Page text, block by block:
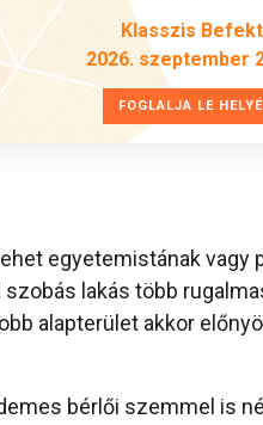
Klasszis
2026. szeptember
FOGLALJA LE
egyetemistának
lakás több
alapterület akkor
bérlői szemmel is